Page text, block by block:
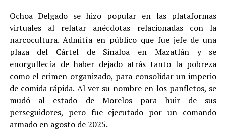
Ochoa Delgado se hizo popular en las plataformas
virtuales al relatar anécdotas relacionadas con la
narcocultura. Admitía en público que fue jefe de una
plaza del Cártel de Sinaloa en Mazatlán y se
enorgullecía de haber dejado atrás tanto la pobreza
como el crimen organizado, para consolidar un imperio
de comida rápida. Al ver su nombre en los panfletos, se
mudó al estado de Morelos para huir de sus
perseguidores, pero fue ejecutado por un comando
armado en agosto de 2025.